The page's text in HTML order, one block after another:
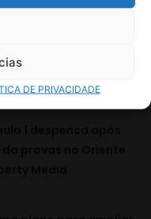
DE PRIVACIDADE